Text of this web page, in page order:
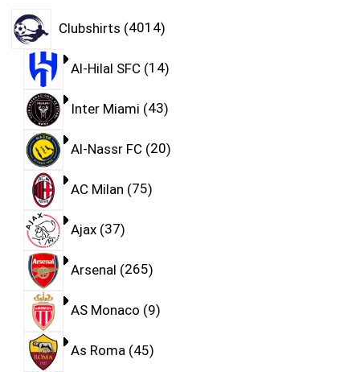
Clubshirts 4014
Al-Hilal SFC 14
Inter Miami 43
Al-Nassr FC 20
AC Milan 75
Ajax 37
Arsenal 265
AS Monaco 9
As Roma 45